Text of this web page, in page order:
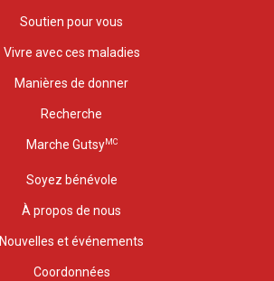
Soutien pour vous
Vivre avec ces maladies
Manières de donner
Recherche
Marche GutsyMC
Soyez bénévole
À propos de nous
Nouvelles et événements
Coordonnées